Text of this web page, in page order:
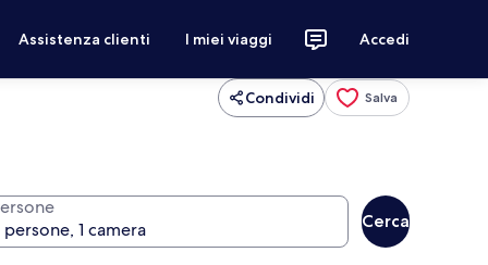
Assistenza clienti I miei viaggi Accedi
Condividi Salva
Cerca